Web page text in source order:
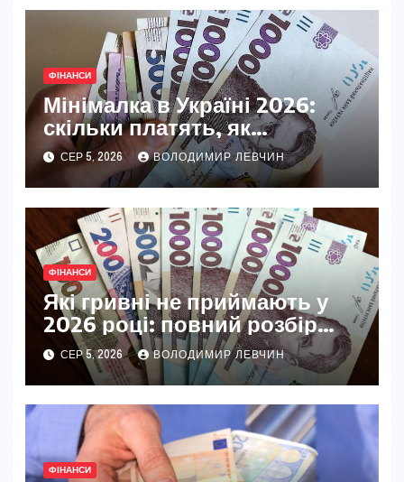
ФІНАНСИ
Мінімалка в Україні 2026:
скільки платять, як
змінювалася і на що впливає
СЕР 5, 2026 ВОЛОДИМИР ЛЕВЧИН
ФІНАНСИ
Які гривні не приймають у
2026 році: повний розбір
недійсних банкнот
СЕР 5, 2026 ВОЛОДИМИР ЛЕВЧИН
ФІНАНСИ